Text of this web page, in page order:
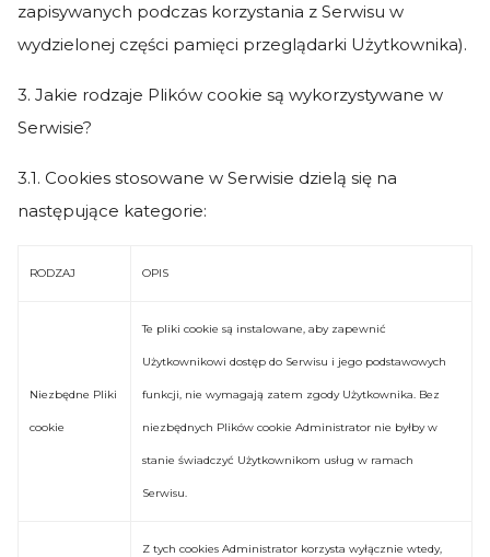
zapisywanych podczas korzystania z Serwisu w
wydzielonej części pamięci przeglądarki Użytkownika).
3. Jakie rodzaje Plików cookie są wykorzystywane w
Serwisie?
3.1. Cookies stosowane w Serwisie dzielą się na
następujące kategorie:
RODZAJ OPIS
Niezbędne Pliki
cookie
Te pliki cookie są instalowane, aby zapewnić
Użytkownikowi dostęp do Serwisu i jego podstawowych
funkcji, nie wymagają zatem zgody Użytkownika. Bez
niezbędnych Plików cookie Administrator nie byłby w
stanie świadczyć Użytkownikom usług w ramach
Serwisu.
Z tych cookies Administrator korzysta wyłącznie wtedy,